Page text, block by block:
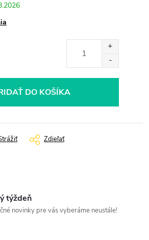
DO KOŠÍKA
Zdieľať
týždeň
novinky pre vás vyberáme neustále!